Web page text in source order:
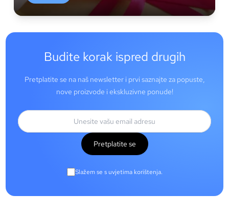
Budite korak ispred drugih
Pretplatite se na naš newsletter i prvi saznajte za popuste,
nove proizvode i ekskluzivne ponude!
Pretplatite se
Slažem se s uvjetima korištenja.